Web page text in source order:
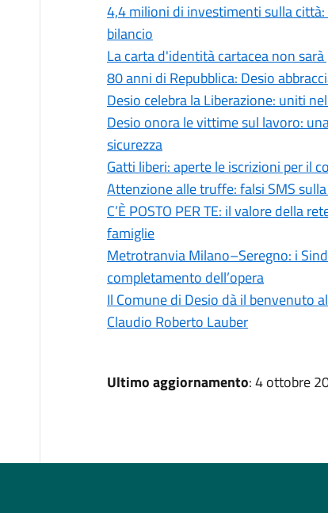
4,4 milioni di investimenti sulla
bilancio
La carta d'identità cartacea non
80 anni di Repubblica: Desio
Desio celebra la Liberazione: uniti
Desio onora le vittime sul lavoro:
sicurezza
Gatti liberi: aperte le iscrizioni per il
Attenzione alle truffe: falsi SMS
C’È POSTO PER TE: il valore della
famiglie
Metrotranvia Milano–Seregno: i
completamento dell’opera
Il Comune di Desio dà il benvenuto
Claudio Roberto Lauber
Ultimo aggiornamento: 4 ottobre